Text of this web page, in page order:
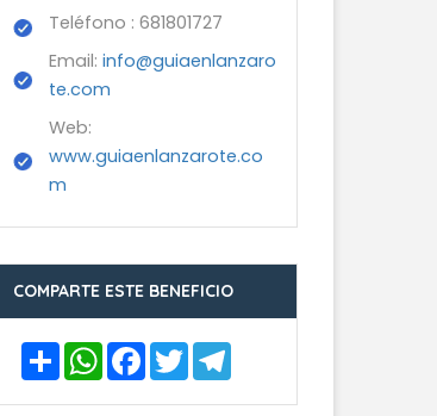
Teléfono : 681801727
Email: info@guiaenlanzaro
te.com
Web:
www.guiaenlanzarote.co
m
COMPARTE ESTE BENEFICIO
CompartirWhatsAppFacebook
Twitter